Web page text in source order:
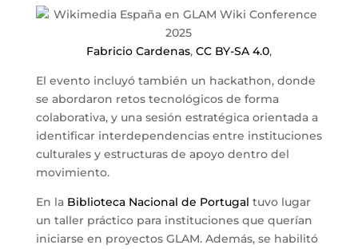
Fabricio Cardenas, CC BY-SA 4.0,
El evento incluyó también un hackathon, donde
se abordaron retos tecnológicos de forma
colaborativa, y una sesión estratégica orientada a
identificar interdependencias entre instituciones
culturales y estructuras de apoyo dentro del
movimiento.
En la Biblioteca Nacional de Portugal tuvo lugar
un taller práctico para instituciones que querían
iniciarse en proyectos GLAM. Además, se habilitó